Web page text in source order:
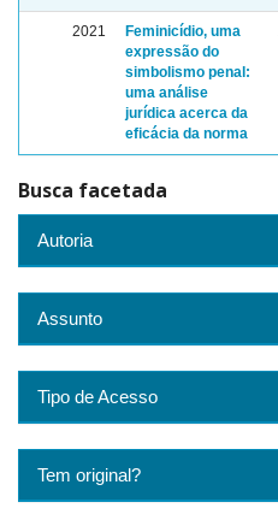
2021
Feminicídio, uma
expressão do
simbolismo penal:
uma análise
jurídica acerca da
eficácia da norma
Busca facetada
Autoria
Assunto
Tipo de Acesso
Tem original?